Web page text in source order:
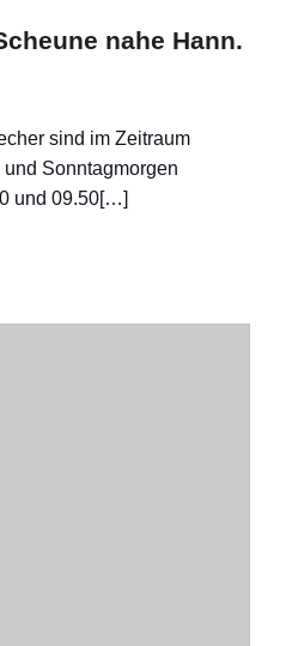
nahe Hann.
sind im Zeitraum
Sonntagmorgen
und 09.50[…]